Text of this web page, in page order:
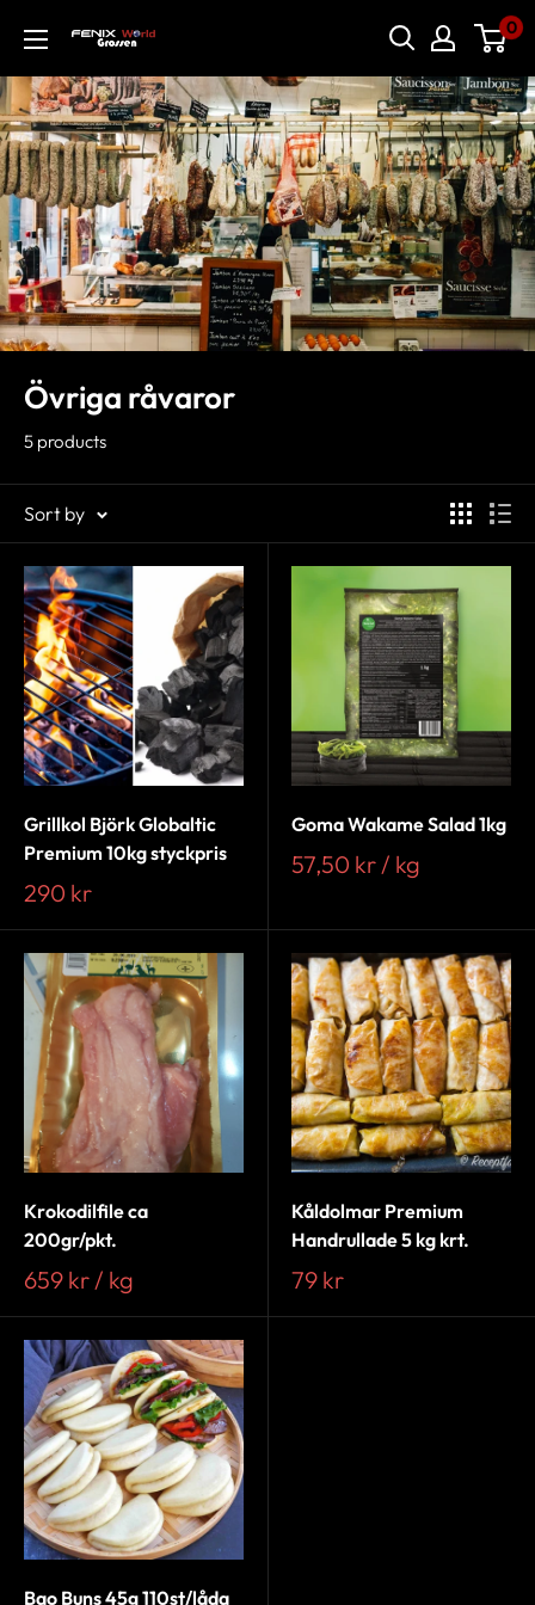
0
Övriga råvaror
5 products
Sort by
Grillkol Björk Globaltic
Premium 10kg styckpris
290 kr
Goma Wakame Salad 1kg
57,50 kr / kg
Krokodilfile ca
200gr/pkt.
659 kr / kg
Kåldolmar Premium
Handrullade 5 kg krt.
79 kr
Bao Buns 45g 110st/låda